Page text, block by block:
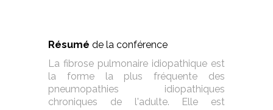
Résumé de la conférence
La fibrose pulmonaire idiopathique est
la forme la plus fréquente des
pneumopathies idiopathiques
chroniques de l'adulte. Elle est